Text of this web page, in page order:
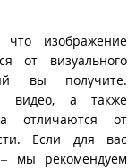
изображение
от визуального
вы получите.
видео, а также
отличаются от
Если для вас
мы рекомендуем